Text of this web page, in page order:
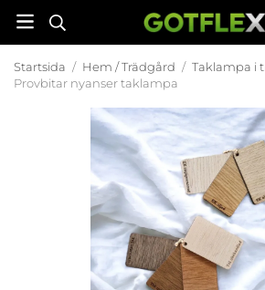
Startsida / Hem / Trädgård / Taklampa i
Provbitar nyanser taklampa